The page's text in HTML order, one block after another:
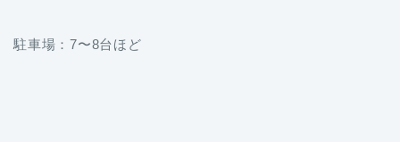
駐車場：7〜8台ほど